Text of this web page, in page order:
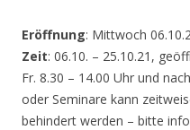
Eröffnung: Mittwoch
Zeit: 06.10. – 25.10.21,
Fr. 8.30 – 14.00 Uhr und
oder Seminare kann
behindert werden – bitte